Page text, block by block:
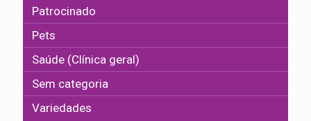
Patrocinado
Pets
Saúde (Clínica geral)
Sem categoria
Variedades